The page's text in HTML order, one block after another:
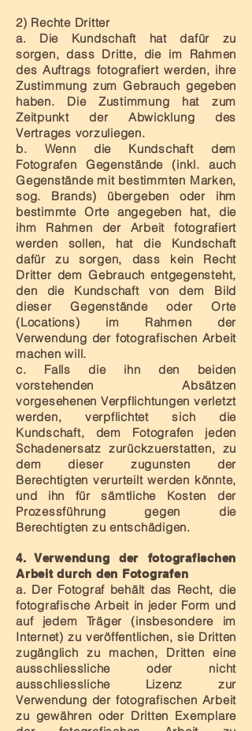
2) Rechte Dritter
a. Die Kundschaft hat dafür zu
sorgen, dass Dritte, die im Rahmen
des Auftrags fotografiert werden, ihre
Zustimmung zum Gebrauch gegeben
haben. Die Zustimmung hat zum
Zeitpunkt der Abwicklung des
Vertrages vorzuliegen.
b. Wenn die Kundschaft dem
Fotografen Gegenstände (inkl. auch
Gegenstände mit bestimmten Marken,
sog. Brands) übergeben oder ihm
bestimmte Orte angegeben hat, die
ihm Rahmen der Arbeit fotografiert
werden sollen, hat die Kundschaft
dafür zu sorgen, dass kein Recht
Dritter dem Gebrauch entgegensteht,
den die Kundschaft von dem Bild
dieser Gegenstände oder Orte
(Locations) im Rahmen der
Verwendung der fotografischen Arbeit
machen will.
c. Falls die ihn den beiden
vorstehenden Absätzen
vorgesehenen Verpflichtungen verletzt
werden, verpflichtet sich die
Kundschaft, dem Fotografen jeden
Schadenersatz zurückzuerstatten, zu
dem dieser zugunsten der
Berechtigten verurteilt werden könnte,
und ihn für sämtliche Kosten der
Prozessführung gegen die
Berechtigten zu entschädigen.
4. Verwendung der fotografischen
Arbeit durch den Fotografen
a. Der Fotograf behält das Recht, die
fotografische Arbeit in jeder Form und
auf jedem Träger (insbesondere im
Internet) zu veröffentlichen, sie Dritten
zugänglich zu machen, Dritten eine
ausschliessliche oder nicht
ausschliessliche Lizenz zur
Verwendung der fotografischen Arbeit
zu gewähren oder Dritten Exemplare